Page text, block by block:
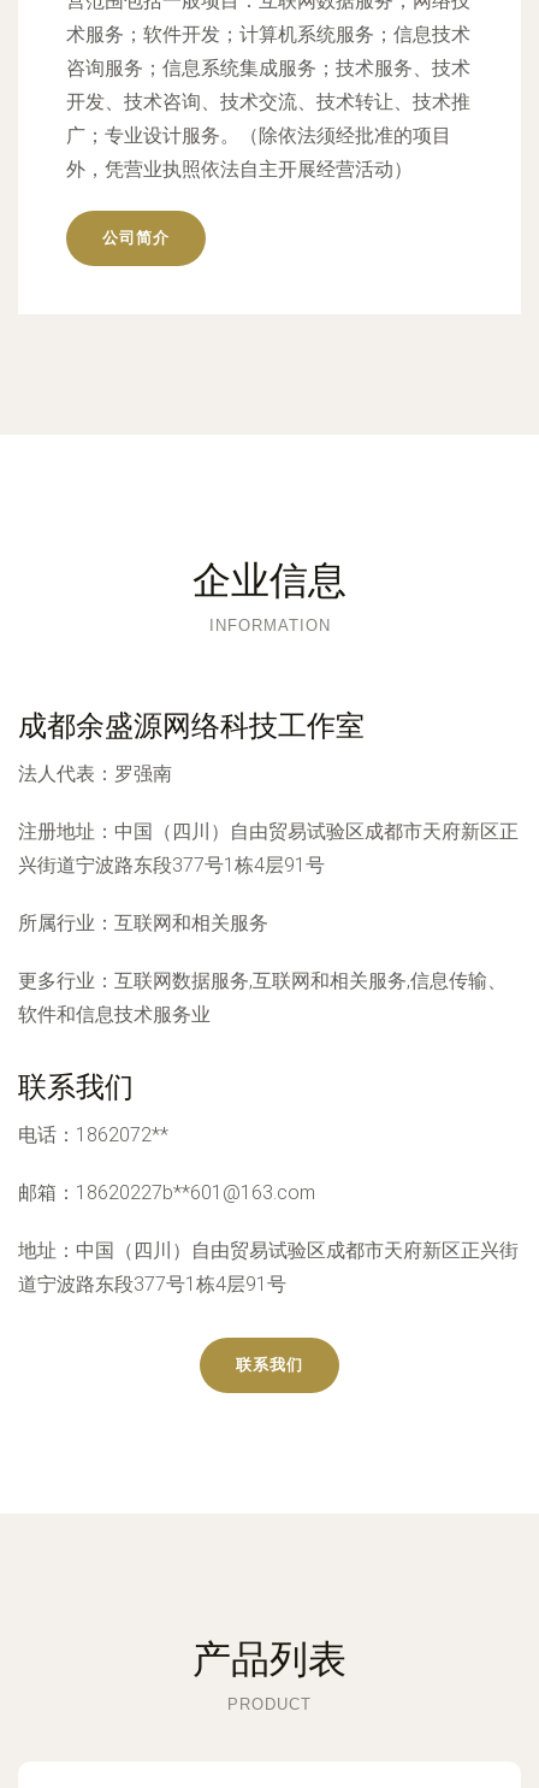
术服务；软件开发；计算机系统服务；信息技术
咨询服务；信息系统集成服务；技术服务、技术
开发、技术咨询、技术交流、技术转让、技术推
广；专业设计服务。（除依法须经批准的项目
外，凭营业执照依法自主开展经营活动）
公司简介
企业信息
INFORMATION
成都余盛源网络科技工作室
法人代表： 罗强南
注册地址： 中国（四川）自由贸易试验区成都市天府新区正
兴街道宁波路东段377号1栋4层91号
所属行业： 互联网和相关服务
更多行业： 互联网数据服务,互联网和相关服务,信息传输、
软件和信息技术服务业
联系我们
电话：1862072**
邮箱：18620227b**601@163.com
地址：中国（四川）自由贸易试验区成都市天府新区正兴街
道宁波路东段377号1栋4层91号
联系我们
产品列表
PRODUCT